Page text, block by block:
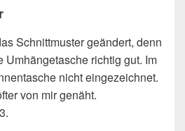
Schnittmuster geändert, denn
Umhängetasche richtig gut. Im
nicht eingezeichnet.
von mir genäht.